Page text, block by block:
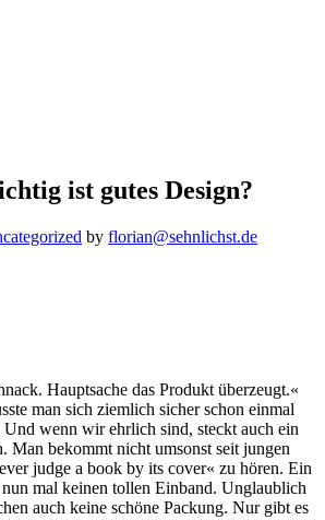
ist gutes Design?
by florian@sehnlichst.de
Hauptsache das Produkt überzeugt.«
man sich ziemlich sicher schon einmal
Und wenn wir ehrlich sind, steckt auch ein
Man bekommt nicht umsonst seit jungen
judge a book by its cover« zu hören. Ein
mal keinen tollen Einband. Unglaublich
auch keine schöne Packung. Nur gibt es